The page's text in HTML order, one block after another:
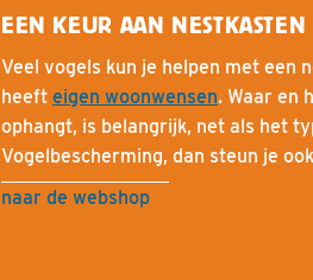
EEN KEUR AAN NESTKASTEN
Veel vogels kun je helpen met een
heeft eigen woonwensen. Waar en
ophangt, is belangrijk, net als het
Vogelbescherming, dan steun je
naar de webshop